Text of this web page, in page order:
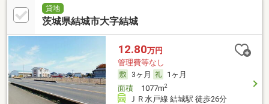
貸地
茨城県結城市大字結城
12.80万円
管理費等なし
3ヶ月
1ヶ月
面積1077m2
ＪＲ水戸線 結城駅 徒歩26分